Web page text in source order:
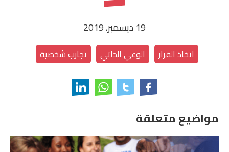
19 ديسمبر، 2019
اتخاذ القرار الوعي الذاتي تجارب شخصية
مواضيع متعلقة